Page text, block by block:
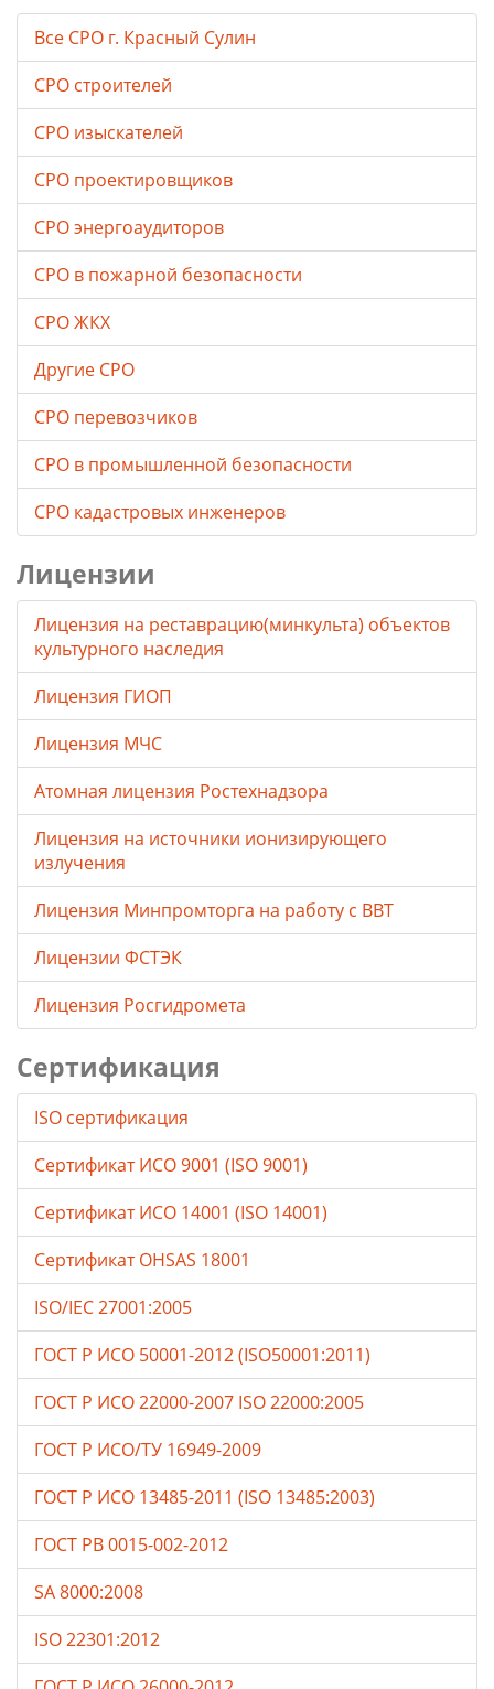
Все СРО г. Красный Сулин
СРО строителей
СРО изыскателей
СРО проектировщиков
СРО энергоаудиторов
СРО в пожарной безопасности
СРО ЖКХ
Другие СРО
СРО перевозчиков
СРО в промышленной безопасности
СРО кадастровых инженеров
Лицензии
Лицензия на реставрацию(минкульта) объектов
культурного наследия
Лицензия ГИОП
Лицензия МЧС
Атомная лицензия Ростехнадзора
Лицензия на источники ионизирующего
излучения
Лицензия Минпромторга на работу с ВВТ
Лицензии ФСТЭК
Лицензия Росгидромета
Сертификация
ISO сертификация
Сертификат ИСО 9001 (ISO 9001)
Сертификат ИСО 14001 (ISO 14001)
Сертификат OHSAS 18001
ISO/IEC 27001:2005
ГОСТ Р ИСО 50001-2012 (ISO50001:2011)
ГОСТ Р ИСО 22000-2007 ISO 22000:2005
ГОСТ Р ИСО/ТУ 16949-2009
ГОСТ Р ИСО 13485-2011 (ISO 13485:2003)
ГОСТ РВ 0015-002-2012
SA 8000:2008
ISO 22301:2012